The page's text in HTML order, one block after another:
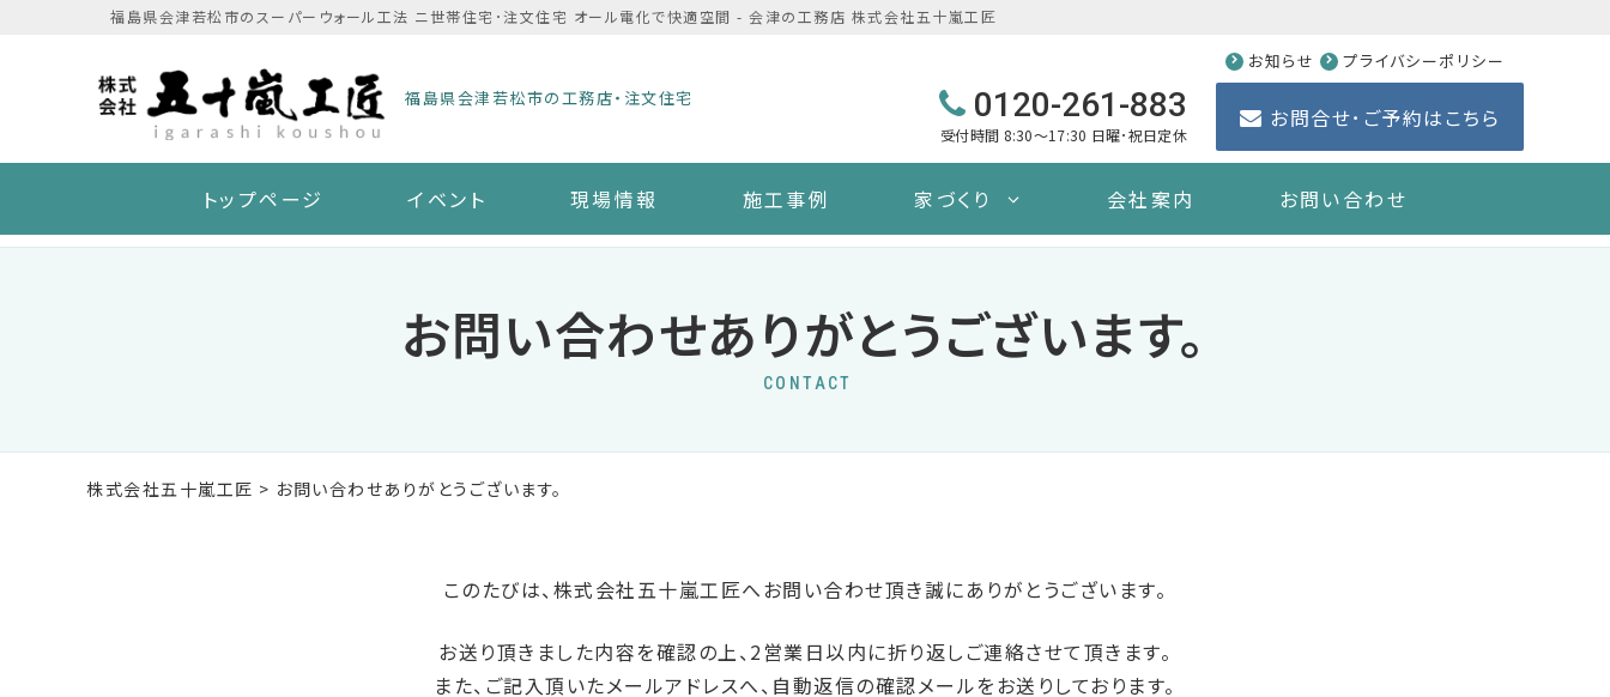
福島県会津若松市のスーパーウォール工法 ニ世帯住宅･注文住宅 オール電化で快適空間 - 会津の工務店 株式会社五十嵐工匠
福島県会津若松市の工務店・注文住宅
お知らせ プライバシーポリシー
0120-261-883
受付時間 8:30～17:30 日曜･祝日定休
お問合せ･ご予約はこちら
トップページ イベント 現場情報 施工事例 家づくり 会社案内 お問い合わせ
お問い合わせありがとうございます。
CONTACT
株式会社五十嵐工匠 > お問い合わせありがとうございます。
このたびは、株式会社五十嵐工匠へお問い合わせ頂き誠にありがとうございます。
お送り頂きました内容を確認の上、2営業日以内に折り返しご連絡させて頂きます。
また、ご記入頂いたメールアドレスへ、自動返信の確認メールをお送りしております。